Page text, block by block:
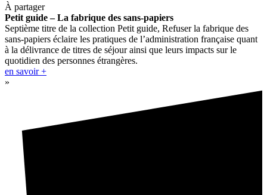
À partager
Petit guide – La fabrique des sans-papiers
Septième titre de la collection Petit guide, Refuser la fabrique des
sans-papiers éclaire les pratiques de l’administration française quant
à la délivrance de titres de séjour ainsi que leurs impacts sur le
quotidien des personnes étrangères.
en savoir +
»